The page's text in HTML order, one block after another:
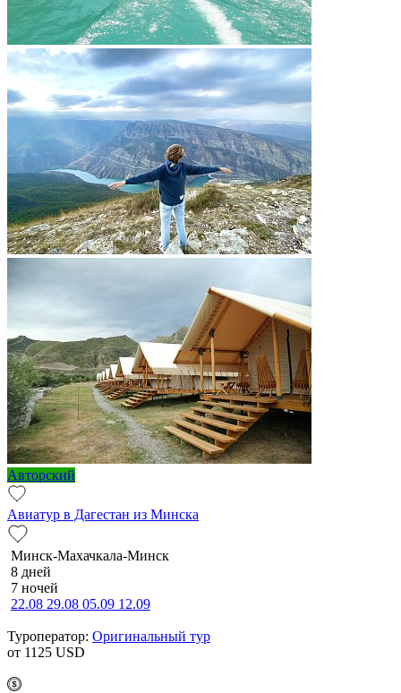
Авторский
Авиатур в Дагестан из Минска
Минск-Махачкала-Минск
8 дней
7 ночей
22.08 29.08 05.09 12.09
Туроператор: Оригинальный тур
от 1125 USD